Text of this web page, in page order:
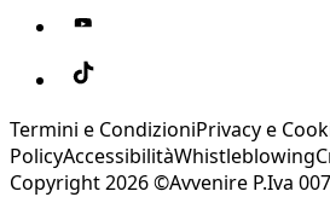
Termini e CondizioniPrivacy e
PolicyAccessibilitàWhistleblowing
Copyright 2026 ©Avvenire P.Iva